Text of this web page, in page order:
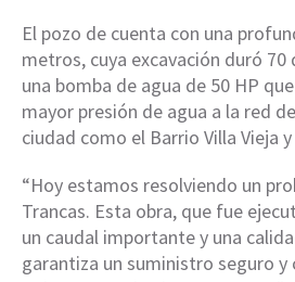
El pozo de cuenta con una
metros, cuya excavación duró 70
una bomba de agua de 50 HP
mayor presión de agua a la red
ciudad como el Barrio Villa Vieja
“Hoy estamos resolviendo un
Trancas. Esta obra, que fue
un caudal importante y una
garantiza un suministro seguro y